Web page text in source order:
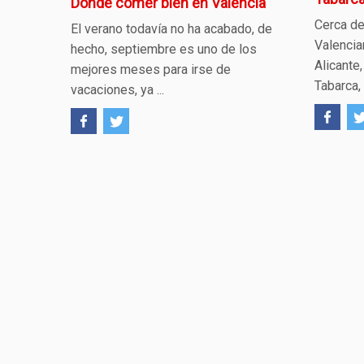
El verano todavía no ha acabado, de
hecho, septiembre es uno de los
mejores meses para irse de
vacaciones, ya ...
Cerca